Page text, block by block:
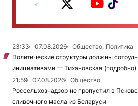
23:33 07.08.2026
Общество, Политика
Политические структуры должны
инициативами — Тихановская (подробно)
21:59
07.08.2026
Общество
Россельхознадзор не пропустил в
сливочного масла из Беларуси